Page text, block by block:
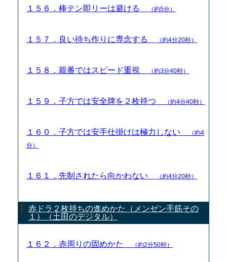
１５６．棒テン即リーは避ける （約5分）
１５７．良い待ち作りに専念する （約4分20秒）
１５８．親番ではスピード重視 （約3分40秒）
１５９．子方では安全牌を２枚持つ （約4分40秒）
１６０．子方では安手仕掛けは極力しない
（約4
分）
１６１．先制されたら向かわない （約4分20秒）
赤ドラ２枚持ちの進めかた（メンゼン手筋その
１）（土田のデジタル）
１６２．赤周りの固めかた （約2分50秒）